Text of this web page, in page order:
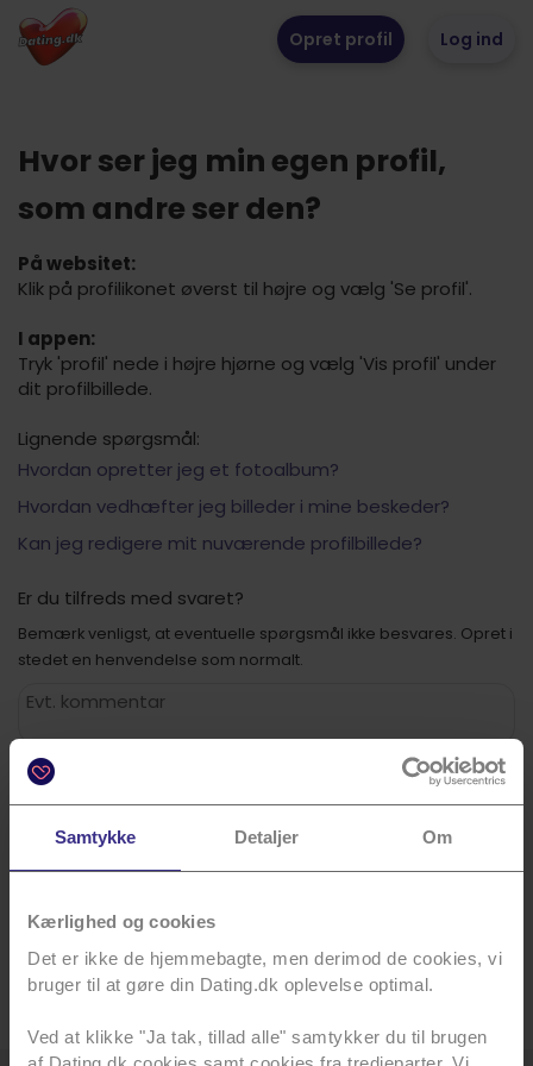
Samtykke Detaljer Om
Kærlighed og cookies
Det er ikke de hjemmebagte, men derimod de cookies, vi
bruger til at gøre din Dating.dk oplevelse optimal.
Ved at klikke "Ja tak, tillad alle" samtykker du til brugen
Opret profil Log ind
Hvor ser jeg min egen profil,
som andre ser den?
På websitet:
Klik på profilikonet øverst til højre og vælg 'Se profil'.
I appen:
Tryk 'profil' nede i højre hjørne og vælg 'Vis profil' under
dit profilbillede.
Lignende spørgsmål:
Hvordan opretter jeg et fotoalbum?
Hvordan vedhæfter jeg billeder i mine beskeder?
Kan jeg redigere mit nuværende profilbillede?
Er du tilfreds med svaret?
Bemærk venligst, at eventuelle spørgsmål ikke besvares. Opret i
stedet en henvendelse som normalt.
Ikke tilfreds
Fik du besvaret dit spørgsmål?
kundeservice.
kundeservice@dating.dk